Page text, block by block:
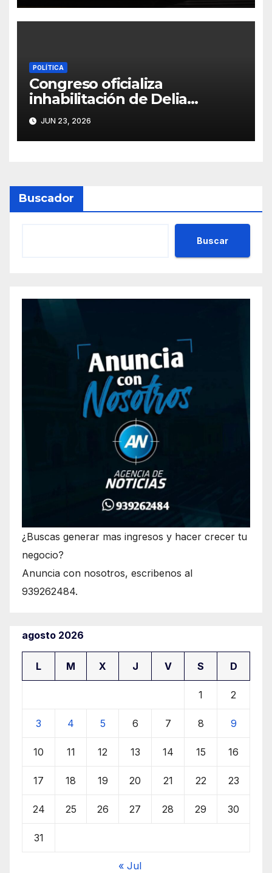
técnica, según Contraloría
POLÍTICA
Congreso oficializa
inhabilitación de Delia
Espinoza por 10 años para
ejercer cargos públicos
JUN 23, 2026
Buscador
Buscar
¿Buscas generar mas ingresos y hacer crecer tu
negocio?
Anuncia con nosotros, escribenos al
939262484.
agosto 2026
L M X J V S D
1 2
3 4 5 6 7 8 9
10 11 12 13 14 15 16
17 18 19 20 21 22 23
24 25 26 27 28 29 30
31
« Jul